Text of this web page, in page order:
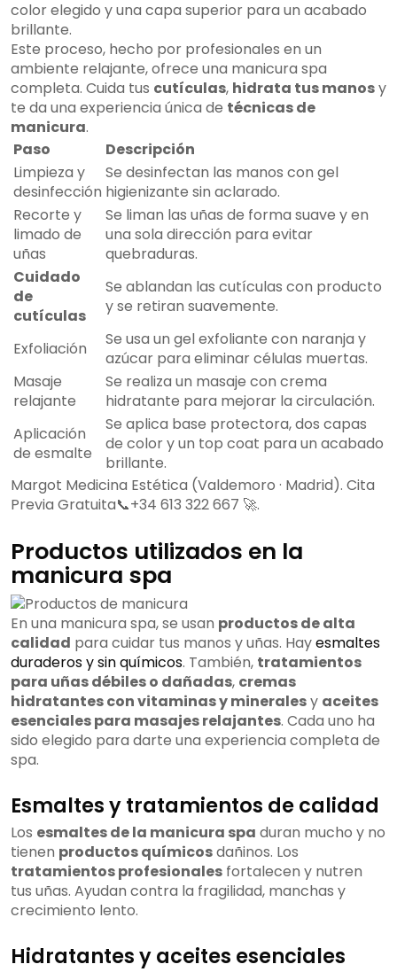
color elegido y una capa superior para un acabado
brillante.
Este proceso, hecho por profesionales en un
ambiente relajante, ofrece una manicura spa
completa. Cuida tus cutículas, hidrata tus manosy
te da una experiencia única de técnicas de
manicura.
Paso
Descripción
Limpieza y
desinfección
Se desinfectan las manos con gel
higienizante sin aclarado.
Recorte y
limado de
uñas
Se liman las uñas de forma suave y en
una sola dirección para evitar
quebraduras.
Cuidado
de
cutículas
Se ablandan las cutículas con producto
y se retiran suavemente.
Exfoliación
Se usa un gel exfoliante con naranja y
azúcar para eliminar células muertas.
Masaje
relajante
Se realiza un masaje con crema
hidratante para mejorar la circulación.
Aplicación
de esmalte
Se aplica base protectora, dos capas
de color y un top coat para un acabado
brillante.
Margot Medicina Estética (Valdemoro · Madrid). Cita
Previa Gratuita📞+34 613 322 667 🚀.
Productos utilizados en la
manicura spa
En una manicura spa, se usan productos de alta
calidad para cuidar tus manos y uñas. Hayesmaltes
duraderos y sin químicos. También, tratamientos
para uñas débiles o dañadas, cremas
hidratantes con vitaminas y mineralesy aceites
esenciales para masajes relajantes. Cada uno ha
sido elegido para darte una experiencia completa de
spa.
Esmaltes y tratamientos de calidad
Los esmaltes de la manicura spa duran mucho y no
tienen productos químicosdañinos. Los
tratamientos profesionales fortalecen y nutren
tus uñas. Ayudan contra la fragilidad, manchas y
crecimiento lento.
Hidratantes y aceites esenciales